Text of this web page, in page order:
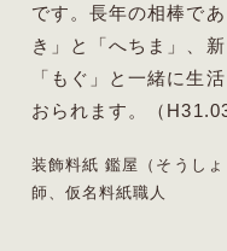
です。長年の相棒で
き」と「へちま」、
「もぐ」と一緒に生
おられます。（
装飾料紙 鑑屋（そうし
師、仮名料紙職人